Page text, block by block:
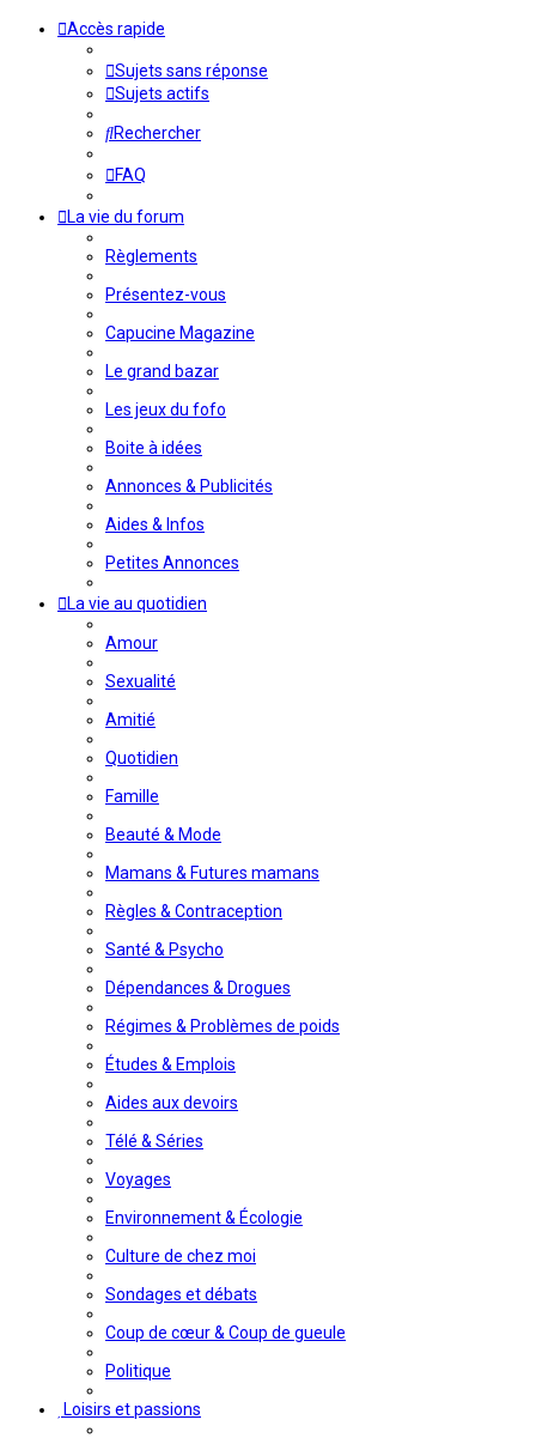
Accès rapide
Sujets sans réponse
Sujets actifs
Rechercher
FAQ
La vie du forum
Règlements
Présentez-vous
Capucine Magazine
Le grand bazar
Les jeux du fofo
Boite à idées
Annonces & Publicités
Aides & Infos
Petites Annonces
La vie au quotidien
Amour
Sexualité
Amitié
Quotidien
Famille
Beauté & Mode
Mamans & Futures mamans
Règles & Contraception
Santé & Psycho
Dépendances & Drogues
Régimes & Problèmes de poids
Études & Emplois
Aides aux devoirs
Télé & Séries
Voyages
Environnement & Écologie
Culture de chez moi
Sondages et débats
Coup de cœur & Coup de gueule
Politique
Loisirs et passions